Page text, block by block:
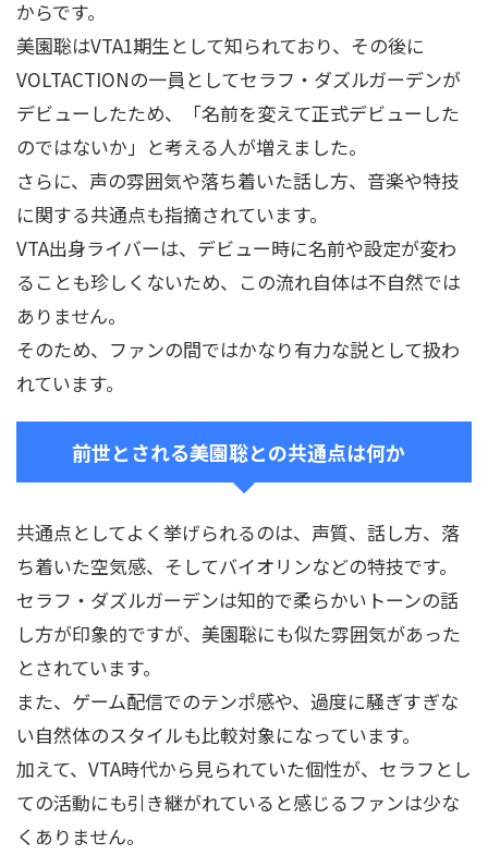
からです。
美園聡はVTA1期生として知られており、その後に
VOLTACTIONの一員としてセラフ・ダズルガーデンが
デビューしたため、「名前を変えて正式デビューした
のではないか」と考える人が増えました。
さらに、声の雰囲気や落ち着いた話し方、音楽や特技
に関する共通点も指摘されています。
VTA出身ライバーは、デビュー時に名前や設定が変わ
ることも珍しくないため、この流れ自体は不自然では
ありません。
そのため、ファンの間ではかなり有力な説として扱わ
れています。
前世とされる美園聡との共通点は何か
共通点としてよく挙げられるのは、声質、話し方、落
ち着いた空気感、そしてバイオリンなどの特技です。
セラフ・ダズルガーデンは知的で柔らかいトーンの話
し方が印象的ですが、美園聡にも似た雰囲気があった
とされています。
また、ゲーム配信でのテンポ感や、過度に騒ぎすぎな
い自然体のスタイルも比較対象になっています。
加えて、VTA時代から見られていた個性が、セラフとし
ての活動にも引き継がれていると感じるファンは少な
くありません。